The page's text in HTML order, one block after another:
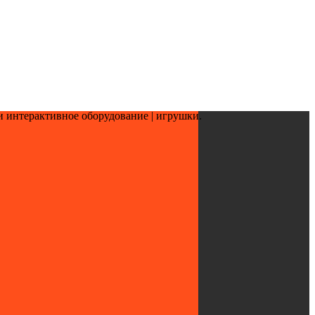
оборудование | игрушки.